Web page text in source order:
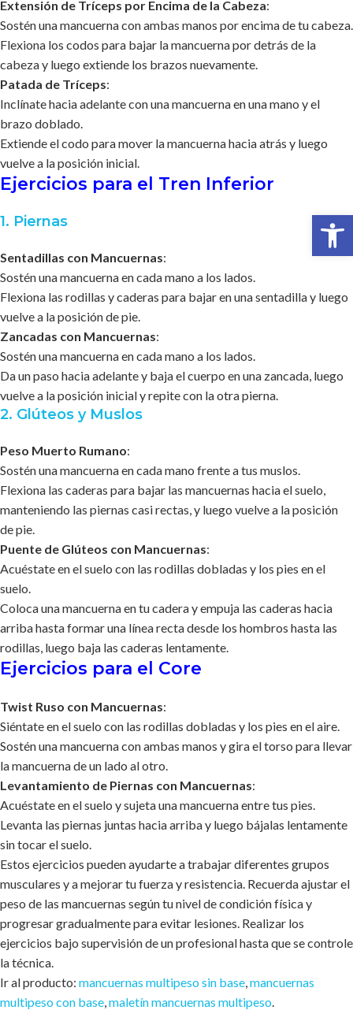
Extensión de Tríceps por Encima de la Cabeza:
Sostén una mancuerna con ambas manos por encima de tu cabeza.
Flexiona los codos para bajar la mancuerna por detrás de la
cabeza y luego extiende los brazos nuevamente.
Patada de Tríceps:
Inclínate hacia adelante con una mancuerna en una mano y el
brazo doblado.
Extiende el codo para mover la mancuerna hacia atrás y luego
vuelve a la posición inicial.
Ejercicios para el Tren Inferior
1. Piernas
Sentadillas con Mancuernas:
Sostén una mancuerna en cada mano a los lados.
Flexiona las rodillas y caderas para bajar en una sentadilla y luego
vuelve a la posición de pie.
Zancadas con Mancuernas:
Sostén una mancuerna en cada mano a los lados.
Da un paso hacia adelante y baja el cuerpo en una zancada, luego
vuelve a la posición inicial y repite con la otra pierna.
2. Glúteos y Muslos
Peso Muerto Rumano:
Sostén una mancuerna en cada mano frente a tus muslos.
Flexiona las caderas para bajar las mancuernas hacia el suelo,
manteniendo las piernas casi rectas, y luego vuelve a la posición
de pie.
Puente de Glúteos con Mancuernas:
Acuéstate en el suelo con las rodillas dobladas y los pies en el
suelo.
Coloca una mancuerna en tu cadera y empuja las caderas hacia
arriba hasta formar una línea recta desde los hombros hasta las
rodillas, luego baja las caderas lentamente.
Ejercicios para el Core
Twist Ruso con Mancuernas:
Siéntate en el suelo con las rodillas dobladas y los pies en el aire.
Sostén una mancuerna con ambas manos y gira el torso para llevar
la mancuerna de un lado al otro.
Levantamiento de Piernas con Mancuernas:
Acuéstate en el suelo y sujeta una mancuerna entre tus pies.
Levanta las piernas juntas hacia arriba y luego bájalas lentamente
sin tocar el suelo.
Estos ejercicios pueden ayudarte a trabajar diferentes grupos
musculares y a mejorar tu fuerza y resistencia. Recuerda ajustar el
peso de las mancuernas según tu nivel de condición física y
progresar gradualmente para evitar lesiones. Realizar los
ejercicios bajo supervisión de un profesional hasta que se controle
la técnica.
Ir al producto: mancuernas multipeso sin base mancuernas
multipeso con base maletín mancuernas multipeso
Abrir